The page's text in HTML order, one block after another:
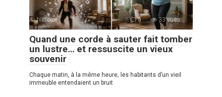
histoire 0 33 vues
Quand une corde à sauter fait tomber
un lustre… et ressuscite un vieux
souvenir
Chaque matin, à la même heure, les habitants d’un vieil
immeuble entendaient un bruit